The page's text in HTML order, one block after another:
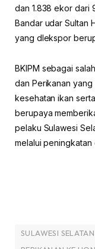
dan 1.838 ekor dari
Bandar udar Sultan
yang dlekspor
BKIPM sebagai
dan Perikanan yang
kesehatan ikan
berupaya
pelaku Sulawesi
melalui
SULAWESI